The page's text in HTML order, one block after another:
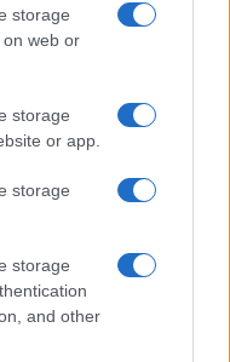
storage
web or
storage
or app.
storage
storage
and other